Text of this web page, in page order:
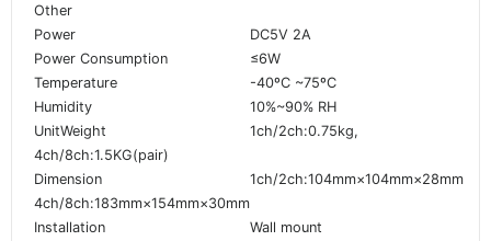
Other
Power
DC5V 2A
Power Consumption
≤6W
Temperature
-40ºC ~75ºC
Humidity
10%~90% RH
UnitWeight
1ch/2ch:0.75kg,
4ch/8ch:1.5KG(pair)
Dimension
1ch/2ch:104mm×104mm×28mm
4ch/8ch:183mm×154mm×30mm
Installation
Wall mount